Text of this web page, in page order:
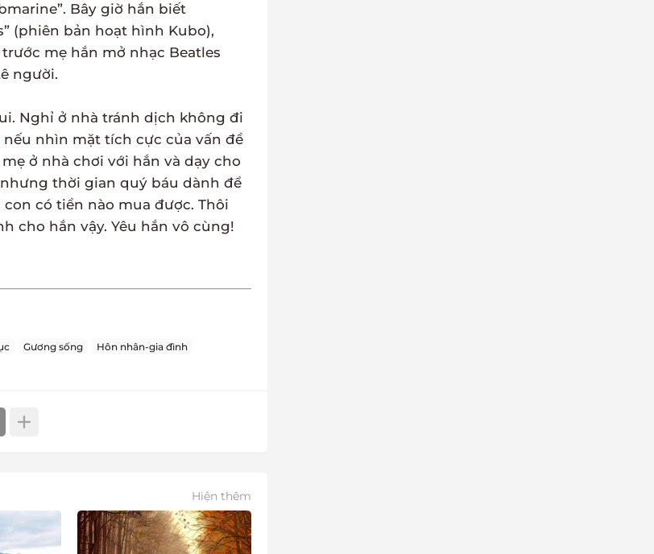
Bây giờ hắn biết
(phiên bản hoạt hình Kubo),
trước mẹ hắn mở nhạc Beatles
người.
Nghỉ ở nhà tránh dịch không đi
nhìn mặt tích cực của vấn đề
ở nhà chơi với hắn và dạy cho
thời gian quý báu dành để
có tiền nào mua được. Thôi
cho hắn vậy. Yêu hắn vô cùng!
Gương sống
Hôn nhân-gia đình
Hiện thêm